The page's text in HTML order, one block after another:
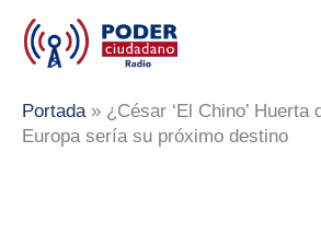
contenido
Portada» ¿César ‘El Chino’
Europa sería su próximo destino